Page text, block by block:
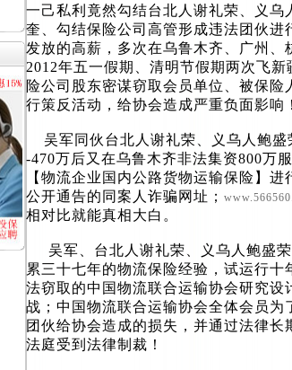
一己私利竟然勾结台北人谢礼荣、义
奎、勾结保险公司高管形成违法团伙
发放的高薪，多次在乌鲁木齐、广州
2012年五一假期、清明节假期两次飞
险公司股东密谋窃取会员单位、被保
行策反活动，给协会造成严重负面影响
吴军同伙台北人谢礼荣、义乌人鲍盛
-470万后又在乌鲁木齐非法集资800万
【物流企业国内公路货物运输保险】
公开通告的同案人诈骗网址；
相对比就能真相大白。
吴军、台北人谢礼荣、义乌人鲍盛
累三十七年的物流保险经验，试运行
法窃取的中国物流联合运输协会研究
战；中国物流联合运输协会全体会员
团伙给协会造成的损失，并通过法律
法庭受到法律制裁！